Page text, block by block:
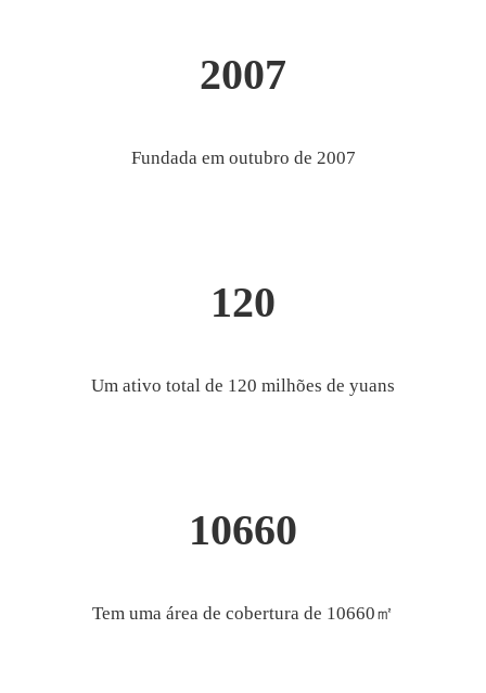
2007
Fundada em outubro de 2007
120
Um ativo total de 120 milhões de yuans
10660
Tem uma área de cobertura de 10660㎡